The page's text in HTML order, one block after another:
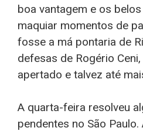
boa vantagem e os
maquiar momentos de
fosse a má pontaria de
defesas de Rogério
apertado e talvez até
A quarta-feira resolveu
pendentes no São